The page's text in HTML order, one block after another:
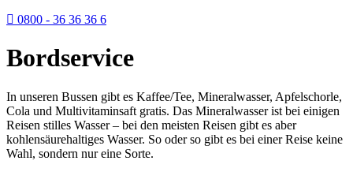
0800 - 36 36 36 6
Bordservice
In unseren Bussen gibt es Kaffee/Tee, Mineralwasser, Apfelschorle,
Cola und Multivitaminsaft gratis. Das Mineralwasser ist bei einigen
Reisen stilles Wasser – bei den meisten Reisen gibt es aber
kohlensäurehaltiges Wasser. So oder so gibt es bei einer Reise keine
Wahl, sondern nur eine Sorte.